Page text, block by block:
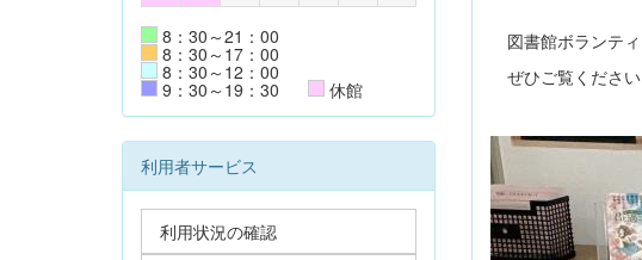
図書館ボランテ
ぜひご覧ください
8：30～21：00
8：30～17：00
8：30～12：00
9：30～19：30 休館
利用者サービス
利用状況の確認